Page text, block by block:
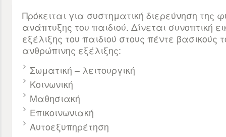
Πρόκειται για συστηματική διερεύνηση της
ανάπτυξης του παιδιού. Δίνεται συνοπτική
εξέλιξης του παιδιού στους πέντε βασικούς
ανθρώπινης εξέλιξης:
Σωματική – λειτουργική
Κοινωνική
Μαθησιακή
Επικοινωνιακή
Αυτοεξυπηρέτηση